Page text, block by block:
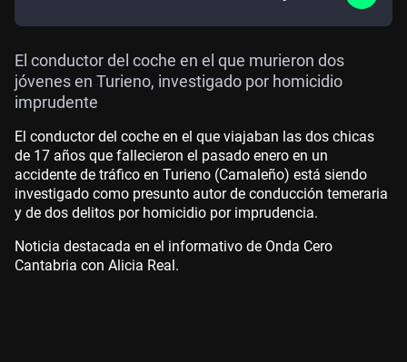
El conductor del coche en el que murieron dos
jóvenes en Turieno, investigado por homicidio
imprudente
El conductor del coche en el que viajaban las dos chicas
de 17 años que fallecieron el pasado enero en un
accidente de tráfico en Turieno (Camaleño) está siendo
investigado como presunto autor de conducción temeraria
y de dos delitos por homicidio por imprudencia.
Noticia destacada en el informativo de Onda Cero
Cantabria con Alicia Real.